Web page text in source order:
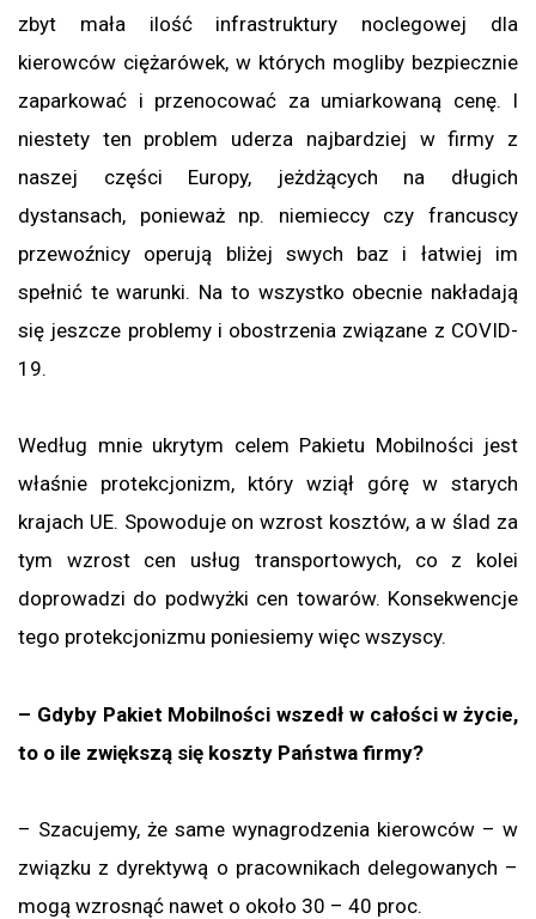
zbyt mała ilość infrastruktury noclegowej dla
kierowców ciężarówek, w których mogliby bezpiecznie
zaparkować i przenocować za umiarkowaną cenę. I
niestety ten problem uderza najbardziej w firmy z
naszej części Europy, jeżdżących na długich
dystansach, ponieważ np. niemieccy czy francuscy
przewoźnicy operują bliżej swych baz i łatwiej im
spełnić te warunki. Na to wszystko obecnie nakładają
się jeszcze problemy i obostrzenia związane z COVID-
19.
Według mnie ukrytym celem Pakietu Mobilności jest
właśnie protekcjonizm, który wziął górę w starych
krajach UE. Spowoduje on wzrost kosztów, a w ślad za
tym wzrost cen usług transportowych, co z kolei
doprowadzi do podwyżki cen towarów. Konsekwencje
tego protekcjonizmu poniesiemy więc wszyscy.
– Gdyby Pakiet Mobilności wszedł w całości w życie,
to o ile zwiększą się koszty Państwa firmy?
– Szacujemy, że same wynagrodzenia kierowców – w
związku z dyrektywą o pracownikach delegowanych –
mogą wzrosnąć nawet o około 30 – 40 proc.